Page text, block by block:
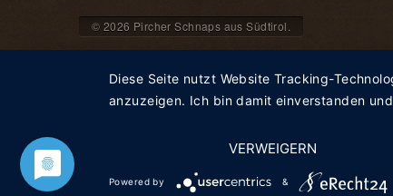
© 2026 Pircher Schnaps aus Südtirol.
Diese Seite nutzt Website Tracking-
anzuzeigen. Ich bin damit einverstanden
VERWEIGERN
Powered by &